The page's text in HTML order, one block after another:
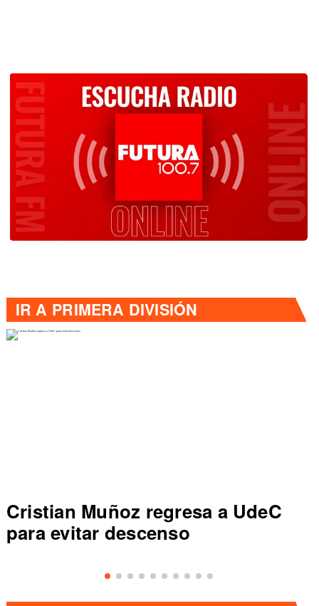
IR A PRIMERA DIVISIÓN
Colo Colo rompe récord en Liga
de Primera al vencer a Everton